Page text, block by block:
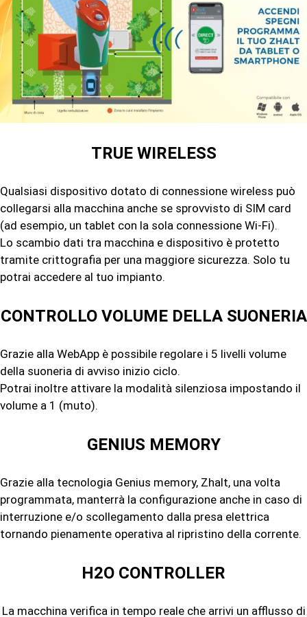
TRUE WIRELESS
Qualsiasi dispositivo dotato di connessione wireless può
collegarsi alla macchina anche se sprovvisto di SIM card
(ad esempio, un tablet con la sola connessione Wi-Fi).
Lo scambio dati tra macchina e dispositivo è protetto
tramite crittografia per una maggiore sicurezza. Solo tu
potrai accedere al tuo impianto.
CONTROLLO VOLUME DELLA SUONERIA
Grazie alla WebApp è possibile regolare i 5 livelli volume
della suoneria di avviso inizio ciclo.
Potrai inoltre attivare la modalità silenziosa impostando il
volume a 1 (muto).
GENIUS MEMORY
Grazie alla tecnologia Genius memory, Zhalt, una volta
programmata, manterrà la configurazione anche in caso di
interruzione e/o scollegamento dalla presa elettrica
tornando pienamente operativa al ripristino della corrente.
H2O CONTROLLER
La macchina verifica in tempo reale che arrivi un afflusso di